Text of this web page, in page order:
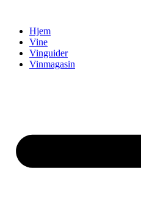
indholdHjem
Vine
Vinguider
Vinmagasin